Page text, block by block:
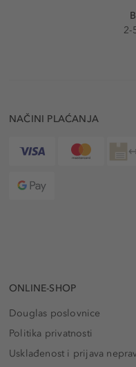
2-
NAČINI PLAĆANJA
ONLINE-SHOP
Douglas poslovnice
Politika privatnosti
Usklađenost i prijava